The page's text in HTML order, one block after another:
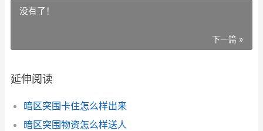
没有了！
下一篇 »
延伸阅读
暗区突围卡住怎么样出来
暗区突围物资怎么样送人